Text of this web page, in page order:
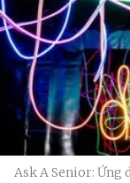
Ask A Senior: